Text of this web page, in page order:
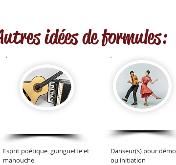
idées de formules:
Esprit poétique, guinguette et
manouche
Danseur(s) pour démo
ou initiation